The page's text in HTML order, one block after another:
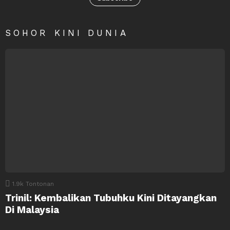
SOHOR KINI DUNIA
1.9k Tontonan
Trinil: Kembalikan Tubuhku Kini Ditayangkan
Di Malaysia